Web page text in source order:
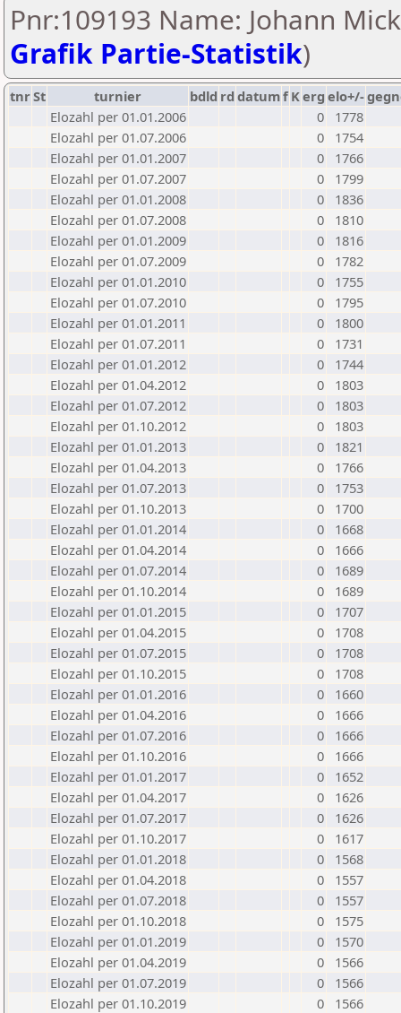
Pnr:109193 Name: Johann
Grafik Partie-Statistik)
tnrSt turnier bdld rd datumf Kerg elo+/-
Elozahl per 01.01.2006
0
1778
Elozahl per 01.07.2006
0
1754
Elozahl per 01.01.2007
0
1766
Elozahl per 01.07.2007
0
1799
Elozahl per 01.01.2008
0
1836
Elozahl per 01.07.2008
0
1810
Elozahl per 01.01.2009
0
1816
Elozahl per 01.07.2009
0
1782
Elozahl per 01.01.2010
0
1755
Elozahl per 01.07.2010
0
1795
Elozahl per 01.01.2011
0
1800
Elozahl per 01.07.2011
0
1731
Elozahl per 01.01.2012
0
1744
Elozahl per 01.04.2012
0
1803
Elozahl per 01.07.2012
0
1803
Elozahl per 01.10.2012
0
1803
Elozahl per 01.01.2013
0
1821
Elozahl per 01.04.2013
0
1766
Elozahl per 01.07.2013
0
1753
Elozahl per 01.10.2013
0
1700
Elozahl per 01.01.2014
0
1668
Elozahl per 01.04.2014
0
1666
Elozahl per 01.07.2014
0
1689
Elozahl per 01.10.2014
0
1689
Elozahl per 01.01.2015
0
1707
Elozahl per 01.04.2015
0
1708
Elozahl per 01.07.2015
0
1708
Elozahl per 01.10.2015
0
1708
Elozahl per 01.01.2016
0
1660
Elozahl per 01.04.2016
0
1666
Elozahl per 01.07.2016
0
1666
Elozahl per 01.10.2016
0
1666
Elozahl per 01.01.2017
0
1652
Elozahl per 01.04.2017
0
1626
Elozahl per 01.07.2017
0
1626
Elozahl per 01.10.2017
0
1617
Elozahl per 01.01.2018
0
1568
Elozahl per 01.04.2018
0
1557
Elozahl per 01.07.2018
0
1557
Elozahl per 01.10.2018
0
1575
Elozahl per 01.01.2019
0
1570
Elozahl per 01.04.2019
0
1566
Elozahl per 01.07.2019
0
1566
Elozahl per 01.10.2019
0
1566